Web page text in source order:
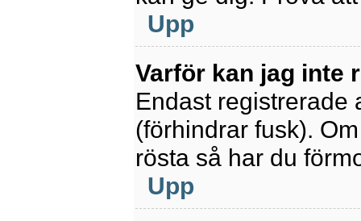
Upp
Varför kan jag inte
Endast registrerade
(förhindrar fusk).
rösta så har du
Upp